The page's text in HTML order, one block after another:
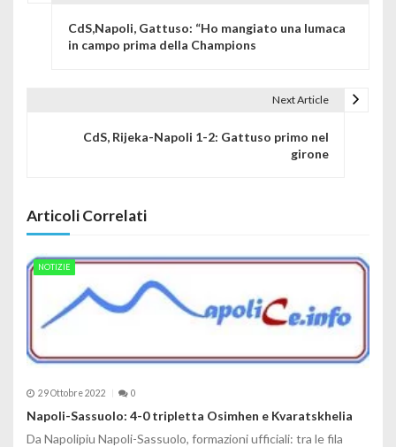
CdS,Napoli, Gattuso: “Ho mangiato una lumaca
in campo prima della Champions
Next Article
CdS, Rijeka-Napoli 1-2: Gattuso primo nel
girone
Articoli Correlati
NOTIZIE
29 Ottobre 2022 0
Napoli-Sassuolo: 4-0 tripletta Osimhen e Kvaratskhelia
Da Napolipiu Napoli-Sassuolo, formazioni ufficiali: tra le fila